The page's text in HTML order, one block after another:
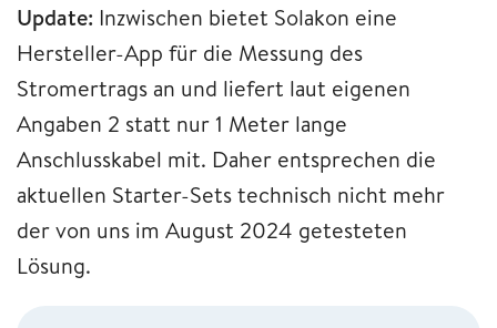
Update: Inzwischen bietet Solakon eine
Hersteller-App für die Messung des
Stromertrags an und liefert laut eigenen
Angaben 2 statt nur 1 Meter lange
Anschlusskabel mit. Daher entsprechen die
aktuellen Starter-Sets technisch nicht mehr
der von uns im August 2024 getesteten
Lösung.